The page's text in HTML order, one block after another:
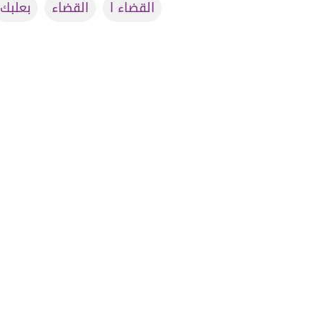
القضاء ا
القضاء بعلبك